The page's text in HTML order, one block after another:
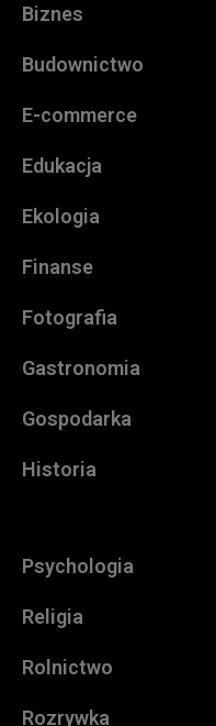
Biznes
Budownictwo
E-commerce
Edukacja
Ekologia
Finanse
Fotografia
Gastronomia
Gospodarka
Historia
Psychologia
Religia
Rolnictwo
Rozrywka